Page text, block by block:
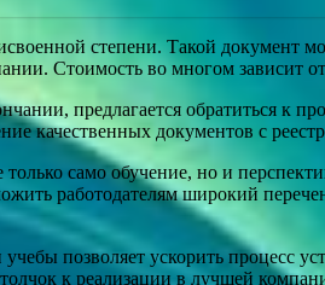
степени. Такой документ
Стоимость во многом зависит
предлагается обратиться к
качественных документов с
само обучение, но и
работодателям широкий
позволяет ускорить процесс
к реализации в лучшей